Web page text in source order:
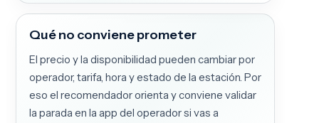
Qué no conviene prometer
El precio y la disponibilidad pueden cambiar por
operador, tarifa, hora y estado de la estación. Por
eso el recomendador orienta y conviene validar
la parada en la app del operador si vas a